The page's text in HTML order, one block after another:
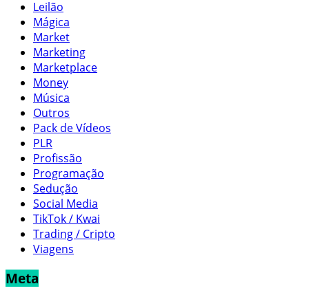
Leilão
Mágica
Market
Marketing
Marketplace
Money
Música
Outros
Pack de Vídeos
PLR
Profissão
Programação
Sedução
Social Media
TikTok / Kwai
Trading / Cripto
Viagens
Meta